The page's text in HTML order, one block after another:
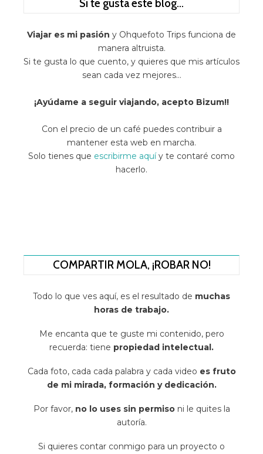
Si te gusta este blog…
Viajar es mi pasión y Ohquefoto Trips funciona de
manera altruista.
Si te gusta lo que cuento, y quieres que mis artículos
sean cada vez mejores…
¡Ayúdame a seguir viajando, acepto Bizum!!
Con el precio de un café puedes contribuir a
mantener esta web en marcha.
Solo tienes que escribirme aquíy te contaré como
hacerlo.
COMPARTIR MOLA, ¡ROBAR NO!
Todo lo que ves aquí, es el resultado de muchas
horas de trabajo.
Me encanta que te guste mi contenido, pero
recuerda: tiene propiedad intelectual.
Cada foto, cada cada palabra y cada video es fruto
de mi mirada, formación y dedicación.
Por favor, no lo uses sin permisoni le quites la
autoría.
Si quieres contar conmigo para un proyecto o